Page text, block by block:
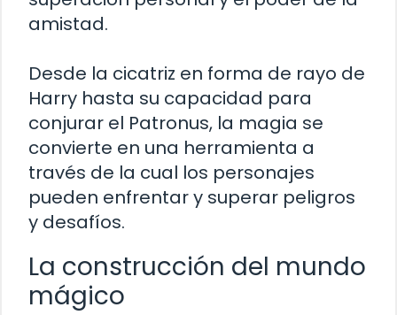
amistad.
Desde la cicatriz en forma de rayo de
Harry hasta su capacidad para
conjurar el Patronus, la magia se
convierte en una herramienta a
través de la cual los personajes
pueden enfrentar y superar peligros
y desafíos.
La construcción del mundo
mágico